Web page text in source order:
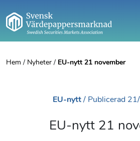
Hem / Nyheter / EU-nytt 21 november
EU-nytt / Publicerad
EU-nytt 21